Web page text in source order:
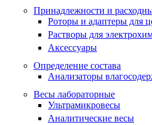
Принадлежности и
Роторы и адаптеры для
Растворы для
Аксессуары
Определение состава
Анализаторы
Весы лабораторные
Ультрамикровесы
Аналитические весы